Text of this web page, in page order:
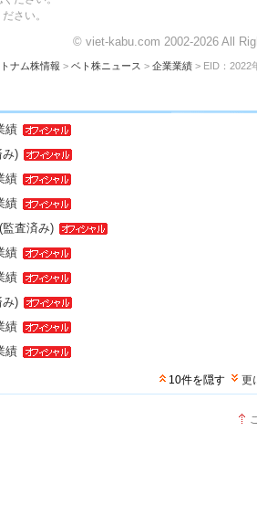
さい。
© viet-kabu.com 2002-2026 All
ナム株情報 > ベト株ニュース > 企業業績 > EID：2022
績
み)
績
績
査済み)
績
績
み)
績
績
10件を隠す 更